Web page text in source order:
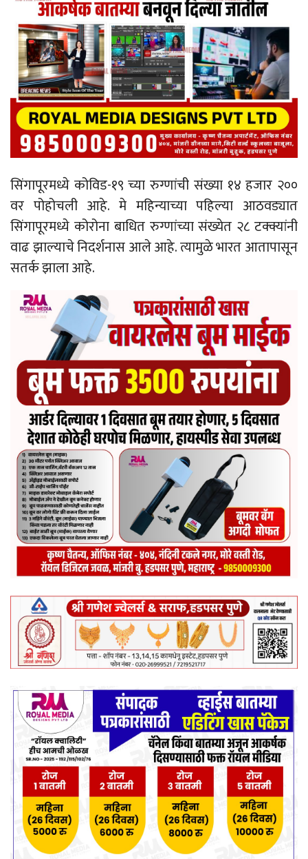
सिंगापूरमध्ये कोविड-१९ च्या रुग्णांची संख्या १४ हजार २००
वर पोहोचली आहे. मे महिन्याच्या पहिल्या आठवड्यात
सिंगापूरमध्ये कोरोना बाधित रुग्णांच्या संख्येत २८ टक्क्यांनी
वाढ झाल्याचे निदर्शनास आले आहे. त्यामुळे भारत आतापासून
सतर्क झाला आहे.